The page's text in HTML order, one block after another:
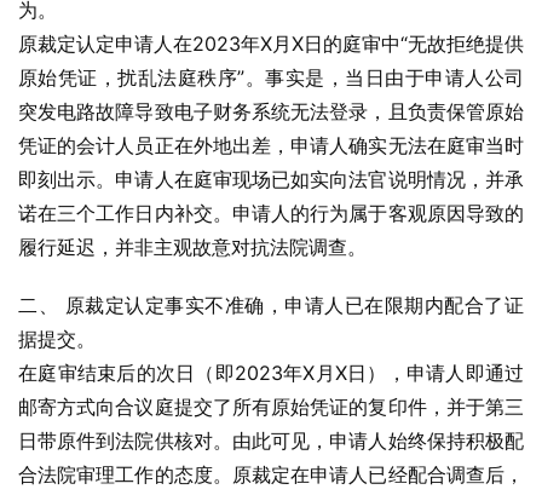
为。
原裁定认定申请人在2023年X月X日的庭审中“无故拒绝提供
原始凭证，扰乱法庭秩序”。事实是，当日由于申请人公司
突发电路故障导致电子财务系统无法登录，且负责保管原始
凭证的会计人员正在外地出差，申请人确实无法在庭审当时
即刻出示。申请人在庭审现场已如实向法官说明情况，并承
诺在三个工作日内补交。申请人的行为属于客观原因导致的
履行延迟，并非主观故意对抗法院调查。
二、 原裁定认定事实不准确，申请人已在限期内配合了证
据提交。
在庭审结束后的次日（即2023年X月X日），申请人即通过
邮寄方式向合议庭提交了所有原始凭证的复印件，并于第三
日带原件到法院供核对。由此可见，申请人始终保持积极配
合法院审理工作的态度。原裁定在申请人已经配合调查后，